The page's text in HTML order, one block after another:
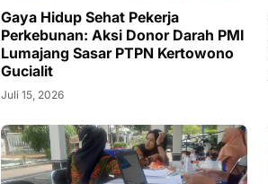
Gaya Hidup Sehat Pekerja
Perkebunan: Aksi Donor Darah PMI
Lumajang Sasar PTPN Kertowono
Gucialit
Juli 15, 2026